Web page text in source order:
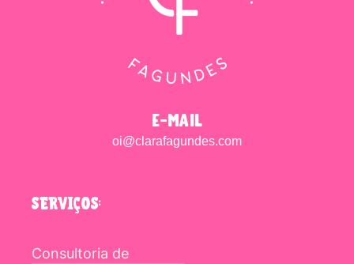
e-mail
oi@clarafagundes.com
SERVIÇOS:
Consultoria de